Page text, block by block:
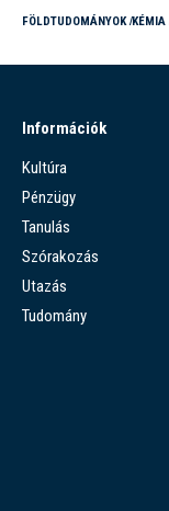
FÖLDTUDOMÁNYOK KÉMIA
Információk
Kultúra
Pénzügy
Tanulás
Szórakozás
Utazás
Tudomány